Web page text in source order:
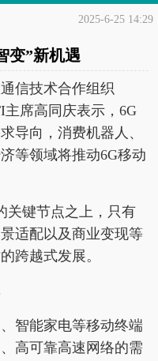
2025-6-25 14:29
变”新机遇
信技术合作组织
主席高同庆表示，6G
导向，消费机器人、
等领域将推动6G移动
关键节点之上，只有
适配以及商业变现等
跨越式发展。
智能家电等移动终端
高可靠高速网络的需